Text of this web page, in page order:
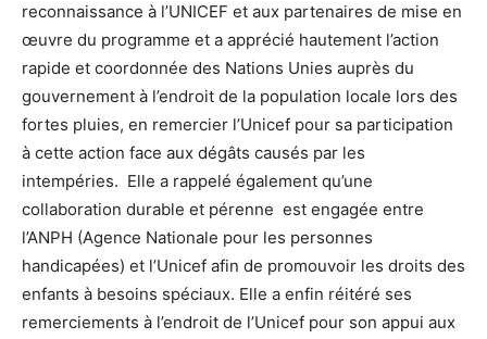
reconnaissance à l’UNICEF et aux partenaires de mise en
œuvre du programme et a apprécié hautement l’action
rapide et coordonnée des Nations Unies auprès du
gouvernement à l’endroit de la population locale lors des
fortes pluies, en remercier l’Unicef pour sa participation
à cette action face aux dégâts causés par les
intempéries. Elle a rappelé également qu’une
collaboration durable et pérenne est engagée entre
l’ANPH (Agence Nationale pour les personnes
handicapées) et l’Unicef afin de promouvoir les droits des
enfants à besoins spéciaux. Elle a enfin réitéré ses
remerciements à l’endroit de l’Unicef pour son appui aux